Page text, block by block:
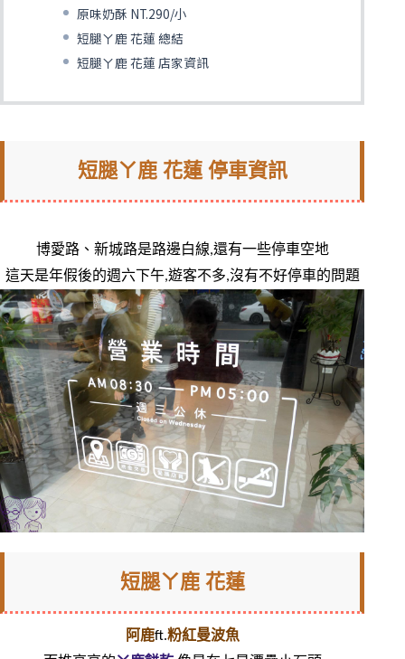
原味奶酥 NT.290/小
短腿ㄚ鹿 花蓮 總結
短腿ㄚ鹿 花蓮 店家資訊
短腿ㄚ鹿 花蓮 停車資訊
博愛路、新城路是路邊白線,還有一些停車空地
這天是年假後的週六下午,遊客不多,沒有不好停車的問題
短腿ㄚ鹿 花蓮
阿鹿ft.粉紅曼波魚